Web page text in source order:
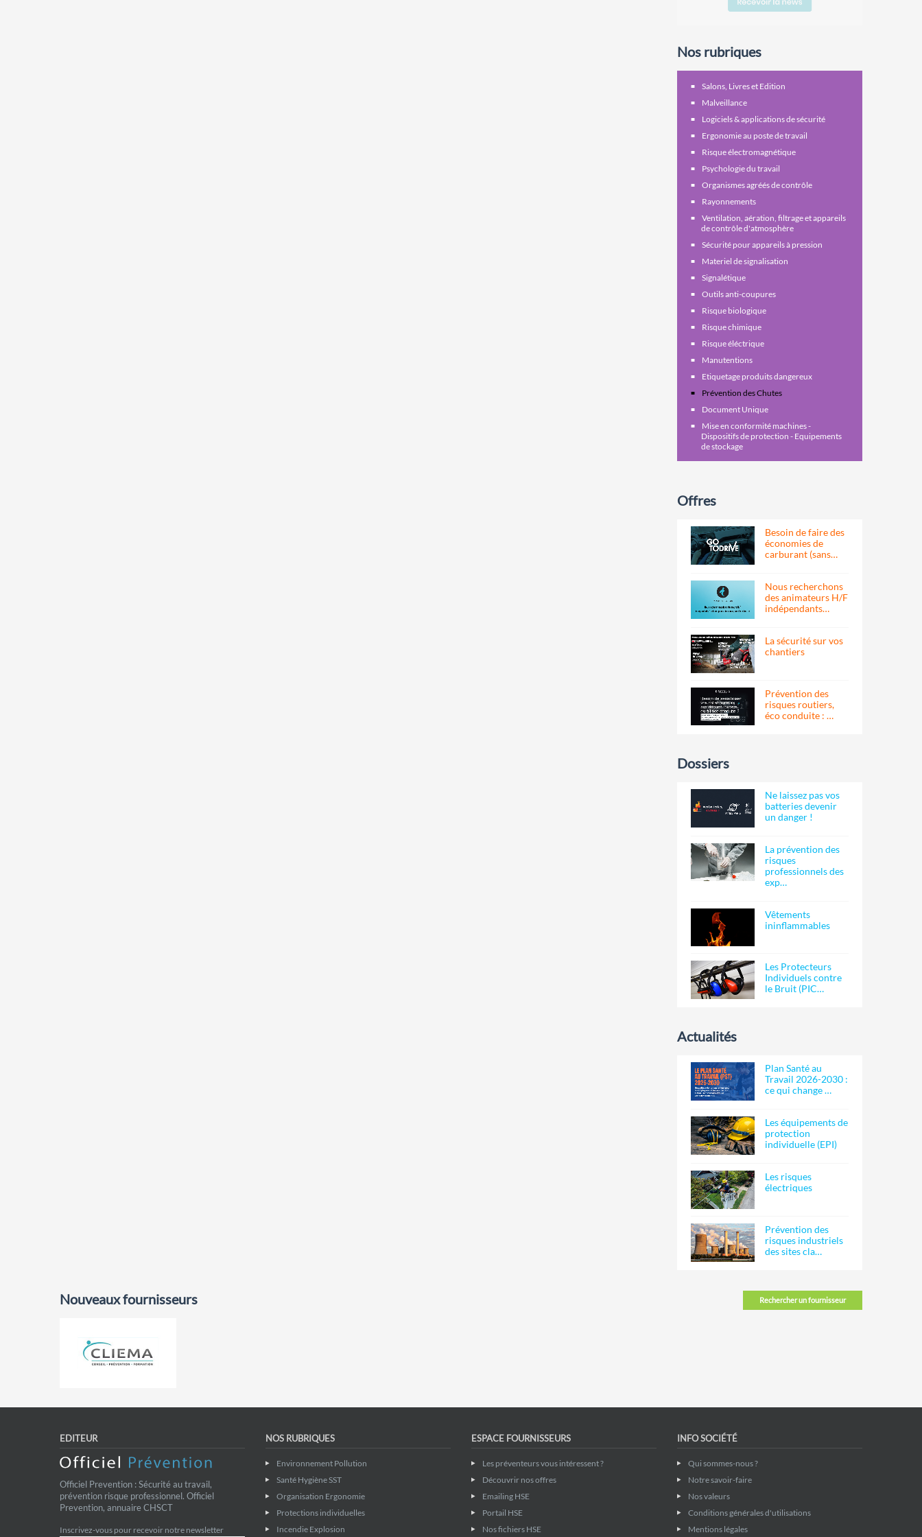
Nos rubriques
Salons, Livres et Edition
Malveillance
Logiciels & applications de sécurité
Ergonomie au poste de travail
Risque électromagnétique
Psychologie du travail
Organismes agréés de contrôle
Rayonnements
Ventilation, aération, filtrage et appareils
de contrôle d'atmosphère
Sécurité pour appareils à pression
Materiel de signalisation
Signalétique
Outils anti-coupures
Risque biologique
Risque chimique
Risque éléctrique
Manutentions
Etiquetage produits dangereux
Prévention des Chutes
Document Unique
Mise en conformité machines -
Dispositifs de protection - Equipements
de stockage
Offres
Besoin de faire des
économies de
carburant (sans…
Nous recherchons
des animateurs H/F
indépendants…
La sécurité sur vos
chantiers
Prévention des
risques routiers,
éco conduite : …
Dossiers
Ne laissez pas vos
batteries devenir
un danger !
La prévention des
risques
professionnels des
exp…
Vêtements
ininflammables
Les Protecteurs
Individuels contre
le Bruit (PIC…
Actualités
Plan Santé au
Travail 2026-2030 :
ce qui change …
Les équipements de
protection
individuelle (EPI)
Les risques
électriques
Prévention des
risques industriels
des sites cla…
Rechercher un fournisseur
Nouveaux fournisseurs
EDITEUR
Officiel Prevention : Sécurité au travail,
prévention risque professionnel. Officiel
Prevention, annuaire CHSCT
Inscrivez-vous pour recevoir notre newsletter
NOS RUBRIQUES
Environnement Pollution
Santé Hygiène SST
Organisation Ergonomie
Protections individuelles
Incendie Explosion
ESPACE FOURNISSEURS
Les préventeurs vous intéressent ?
Découvrir nos offres
Emailing HSE
Portail HSE
Nos fichiers HSE
INFO SOCIÉTÉ
Qui sommes-nous ?
Notre savoir-faire
Nos valeurs
Conditions générales d'utilisations
Mentions légales